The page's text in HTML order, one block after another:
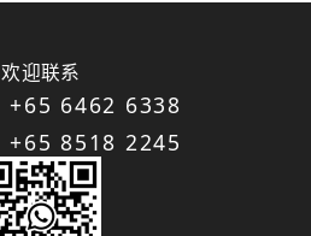
欢迎联系
+65 6462 6338
+65 8518 2245